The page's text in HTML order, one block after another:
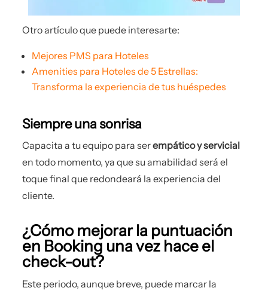
Otro artículo que puede interesarte:
Mejores PMS para Hoteles
Amenities para Hoteles de 5 Estrellas:
Transforma la experiencia de tus huéspedes
Siempre una sonrisa
Capacita a tu equipo para serempático y servicial
en todo momento, ya que su amabilidad será el
toque final que redondeará la experiencia del
cliente.
¿Cómo mejorar la puntuación
en Booking una vez hace el
check-out?
Este periodo, aunque breve, puede marcar la